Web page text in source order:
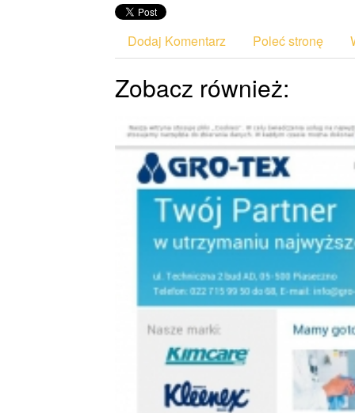
Dodaj Komentarz Poleć stronę
Zobacz również: